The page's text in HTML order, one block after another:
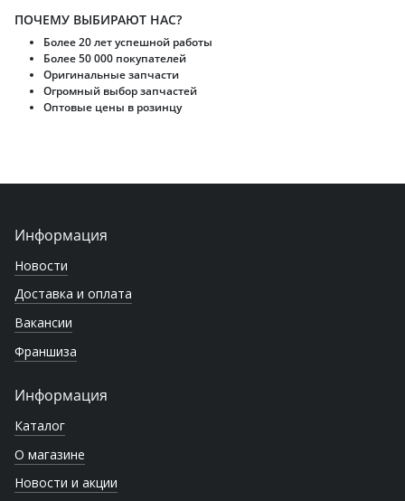
ПОЧЕМУ ВЫБИРАЮТ НАС?
Более 20 лет успешной работы
Более 50 000 покупателей
Оригинальные запчасти
Огромный выбор запчастей
Оптовые цены в розинцу
Информация
Новости
Доставка и оплата
Вакансии
Франшиза
Информация
Каталог
О магазине
Новости и акции